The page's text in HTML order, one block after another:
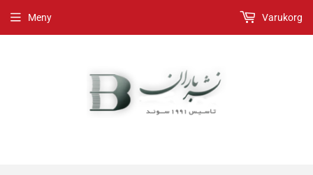
Meny Varukorg